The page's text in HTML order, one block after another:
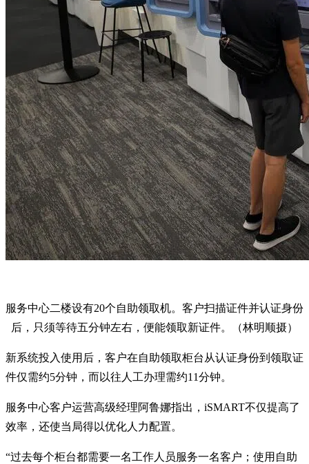
服务中心二楼设有20个自助领取机。客户扫描证件并认证身份
后，只须等待五分钟左右，便能领取新证件。（林明顺摄）
新系统投入使用后，客户在自助领取柜台从认证身份到领取证
件仅需约5分钟，而以往人工办理需约11分钟。
服务中心客户运营高级经理阿鲁娜指出，iSMART不仅提高了
效率，还使当局得以优化人力配置。
“过去每个柜台都需要一名工作人员服务一名客户；使用自助